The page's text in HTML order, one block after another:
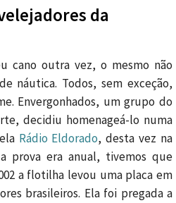
da
cano outra vez, o mesmo não
náutica. Todos, sem exceção,
Envergonhados, um grupo do
decidiu homenageá-lo numa
Rádio Eldorado, desta vez na
prova era anual, tivemos que
a flotilha levou uma placa em
brasileiros. Ela foi pregada a